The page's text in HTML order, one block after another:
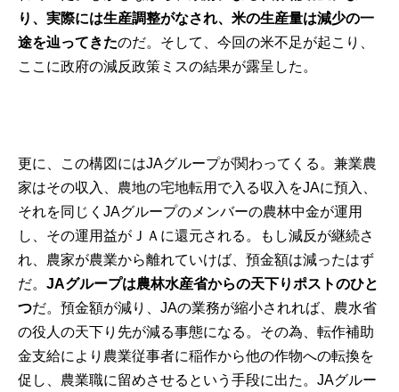
り、実際には生産調整がなされ、米の生産量は減少の一
途を辿ってきたのだ。そして、今回の米不足が起こり、
ここに政府の減反政策ミスの結果が露呈した。
更に、この構図にはJAグループが関わってくる。兼業農
家はその収入、農地の宅地転用で入る収入をJAに預入、
それを同じくJAグループのメンバーの農林中金が運用
し、その運用益がＪＡに還元される。もし減反が継続さ
れ、農家が農業から離れていけば、預金額は減ったはず
だ。JAグループは農林水産省からの天下りポストのひと
つだ。預金額が減り、JAの業務が縮小されれば、農水省
の役人の天下り先が減る事態になる。その為、転作補助
金支給により農業従事者に稲作から他の作物への転換を
促し、農業職に留めさせるという手段に出た。JAグルー